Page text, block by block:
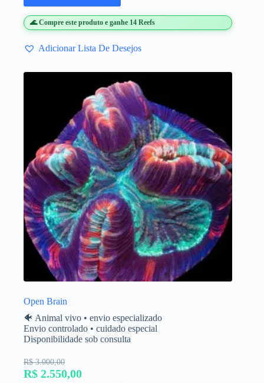
🌊 Compre este produto e ganhe 14 Reefs
Adicionar Lista De Desejos
Open Brain
🐠 Animal vivo • envio especializado
Envio controlado • cuidado especial
Disponibilidade sob consulta
R$ 3.000,00
R$ 2.550,00